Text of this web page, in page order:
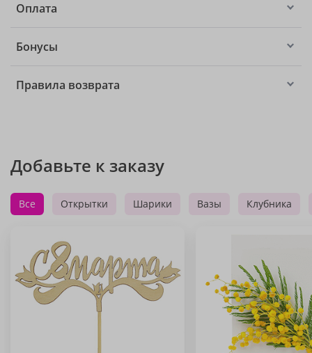
Оплата
Бонусы
Правила возврата
Добавьте к заказу
Все Открытки Шарики Вазы Клубника